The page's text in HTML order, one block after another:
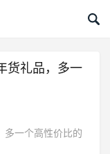
货礼品，多一
多一个高性价比的